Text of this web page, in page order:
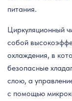
питания.
Циркуляционный
собой
охлаждения, в
безопасные
слою, а
с помощью